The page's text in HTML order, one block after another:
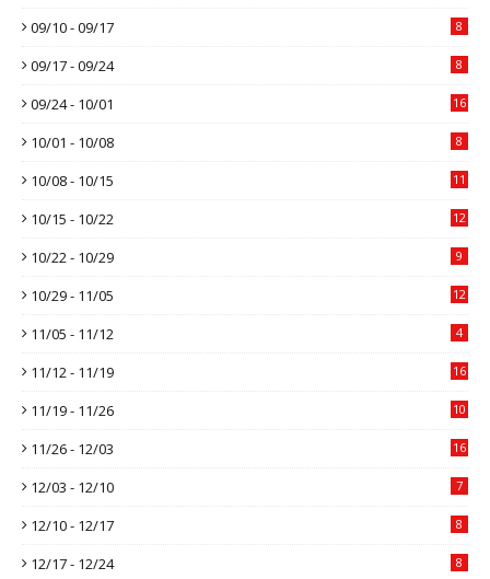
09/10 - 09/17 8
09/17 - 09/24 8
09/24 - 10/01 16
10/01 - 10/08 8
10/08 - 10/15 11
10/15 - 10/22 12
10/22 - 10/29 9
10/29 - 11/05 12
11/05 - 11/12 4
11/12 - 11/19 16
11/19 - 11/26 10
11/26 - 12/03 16
12/03 - 12/10 7
12/10 - 12/17 8
12/17 - 12/24 8